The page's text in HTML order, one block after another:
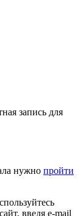
запись для
нужно пройти
введя e-mail